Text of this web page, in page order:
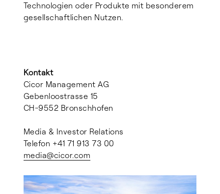
Technologien oder Produkte mit besonderem
gesellschaftlichen Nutzen.
Kontakt
Cicor Management AG
Gebenloostrasse 15
CH-9552 Bronschhofen
Media & Investor Relations
Telefon +41 71 913 73 00
media@cicor.com